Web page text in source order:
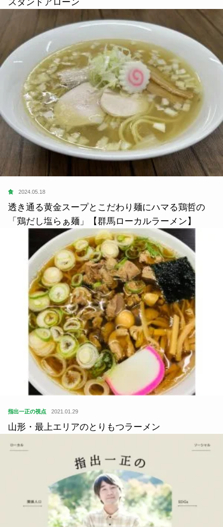
食 2024.05.18
透き通る黄金スープとこだわり麺にハマる鶏哲の
「鶏だし塩らぁ麺」【群馬ローカルラーメン】
指出一正の視点 2021.01.29
山形・最上エリアのとりもつラーメン